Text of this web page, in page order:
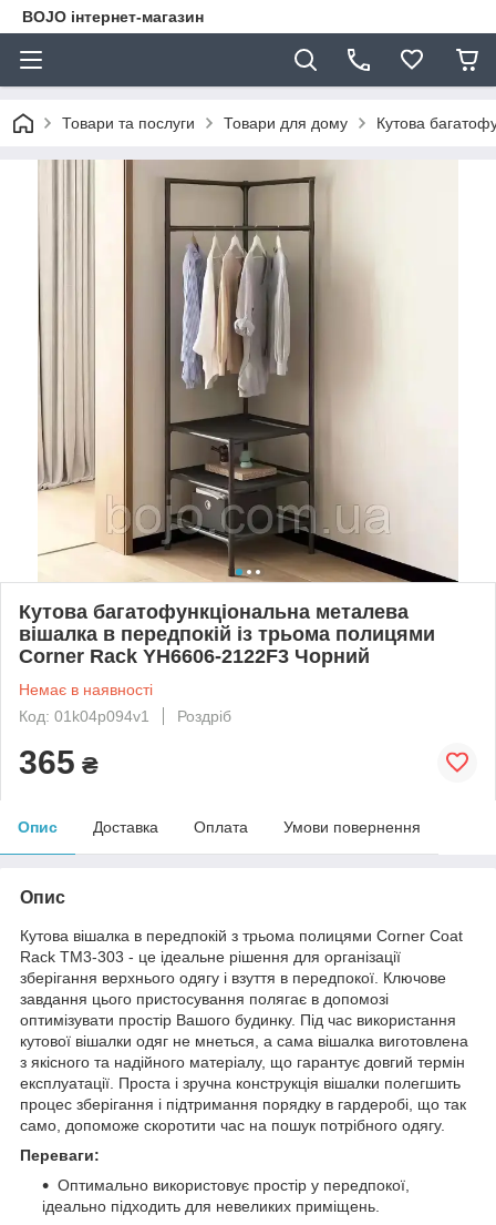
BOJO інтернет-магазин
Товари та послуги Товари для дому Кутова
Кутова багатофункціональна металева
вішалка в передпокій із трьома полицями
Corner Rack YH6606-2122F3 Чорний
Немає в наявності
Код: 01k04p094v1
Роздріб
365 ₴
Опис Доставка Оплата Умови повернення
Опис
Кутова вішалка в передпокій з трьома полицями Corner Coat
Rack TM3-303 - це ідеальне рішення для організації
зберігання верхнього одягу і взуття в передпокої. Ключове
завдання цього пристосування полягає в допомозі
оптимізувати простір Вашого будинку. Під час використання
кутової вішалки одяг не мнеться, а сама вішалка виготовлена
з якісного та надійного матеріалу, що гарантує довгий термін
експлуатації. Проста і зручна конструкція вішалки полегшить
процес зберігання і підтримання порядку в гардеробі, що так
само, допоможе скоротити час на пошук потрібного одягу.
Переваги:
Оптимально використовує простір у передпокої,
ідеально підходить для невеликих приміщень.